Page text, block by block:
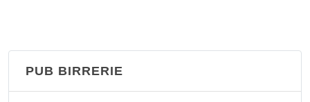
Da Angelo
PUB BIRRERIE